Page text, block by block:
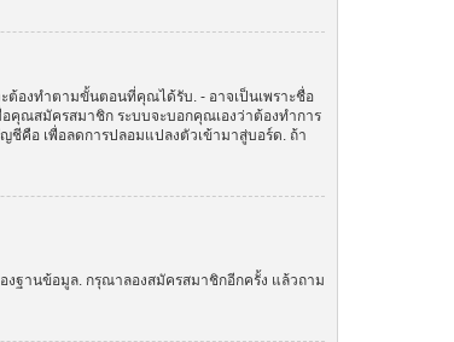
องทำตามขั้นตอนที่คุณได้รับ. - อาจเป็นเพราะชื่อ
คุณสมัครสมาชิก ระบบจะบอกคุณเองว่าต้องทำการ
คือ เพื่อลดการปลอมแปลงตัวเข้ามาสู่บอร์ด. ถ้า
งฐานข้อมูล. กรุณาลองสมัครสมาชิกอีกครั้ง แล้วถาม